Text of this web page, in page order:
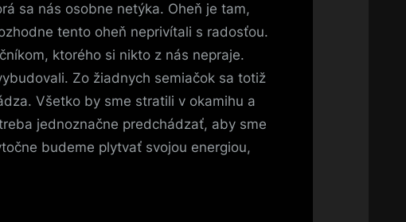
sa nás osobne netýka. Oheň je tam,
tento oheň neprivítali s radosťou.
ktorého si nikto z nás nepraje.
Zo žiadnych semiačok sa totiž
Všetko by sme stratili v okamihu a
jednoznačne predchádzať, aby sme
budeme plytvať svojou energiou,